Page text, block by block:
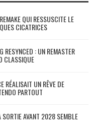
QUI RESSUSCITE LE
CICATRICES
RESYNCED : UN REMASTER
CLASSIQUE
RÉALISAIT UN RÊVE DE
PARTOUT
AVANT 2028 SEMBLE